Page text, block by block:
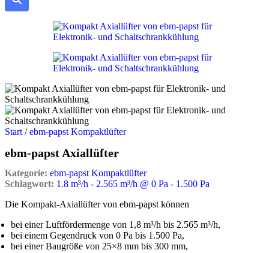
Start / ebm‑papst Kompaktlüfter
ebm-papst Axiallüfter
Kategorie: ebm‑papst Kompaktlüfter
Schlagwort: 1.8 m³/h - 2.565 m³/h @ 0 Pa - 1.500 Pa
Die Kompakt-Axiallüfter von ebm-papst können
bei einer Luftfördermenge von 1,8 m³/h bis 2.565 m³/h,
bei einem Gegendruck von 0 Pa bis 1.500 Pa,
bei einer Baugröße von 25×8 mm bis 300 mm,